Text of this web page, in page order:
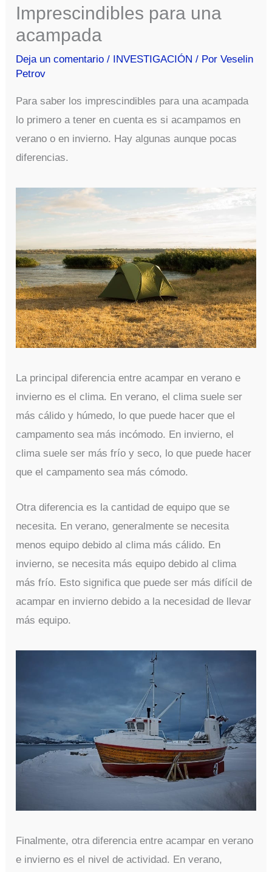
Imprescindibles para una
acampada
Deja un comentario / INVESTIGACIÓN / PorVeselin
Petrov
Para saber los imprescindibles para una acampada
lo primero a tener en cuenta es si acampamos en
verano o en invierno. Hay algunas aunque pocas
diferencias.
La principal diferencia entre acampar en verano e
invierno es el clima. En verano, el clima suele ser
más cálido y húmedo, lo que puede hacer que el
campamento sea más incómodo. En invierno, el
clima suele ser más frío y seco, lo que puede hacer
que el campamento sea más cómodo.
Otra diferencia es la cantidad de equipo que se
necesita. En verano, generalmente se necesita
menos equipo debido al clima más cálido. En
invierno, se necesita más equipo debido al clima
más frío. Esto significa que puede ser más difícil de
acampar en invierno debido a la necesidad de llevar
más equipo.
Finalmente, otra diferencia entre acampar en verano
e invierno es el nivel de actividad. En verano,